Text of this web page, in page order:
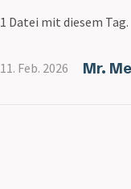
1 Datei mit diesem Tag.
11. Feb. 2026 Mr.